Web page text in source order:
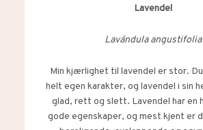
Lavendel
Lavándula angustifolia
Min kjærlighet til lavendel er stor.
helt egen karakter, og lavendel i sin
glad, rett og slett. Lavendel har en
gode egenskaper, og mest kjent er